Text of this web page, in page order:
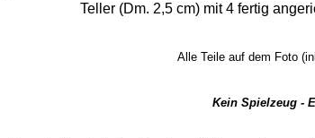
Teller (Dm. 2,5 cm) mit 4 fertig
Alle Teile auf dem Foto
Kein Spielzeug -